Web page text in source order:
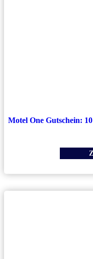
Motel One Gutschein: